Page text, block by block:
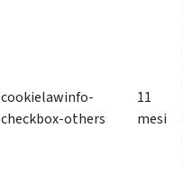
cookielawinfo-
checkbox-others
11
mesi